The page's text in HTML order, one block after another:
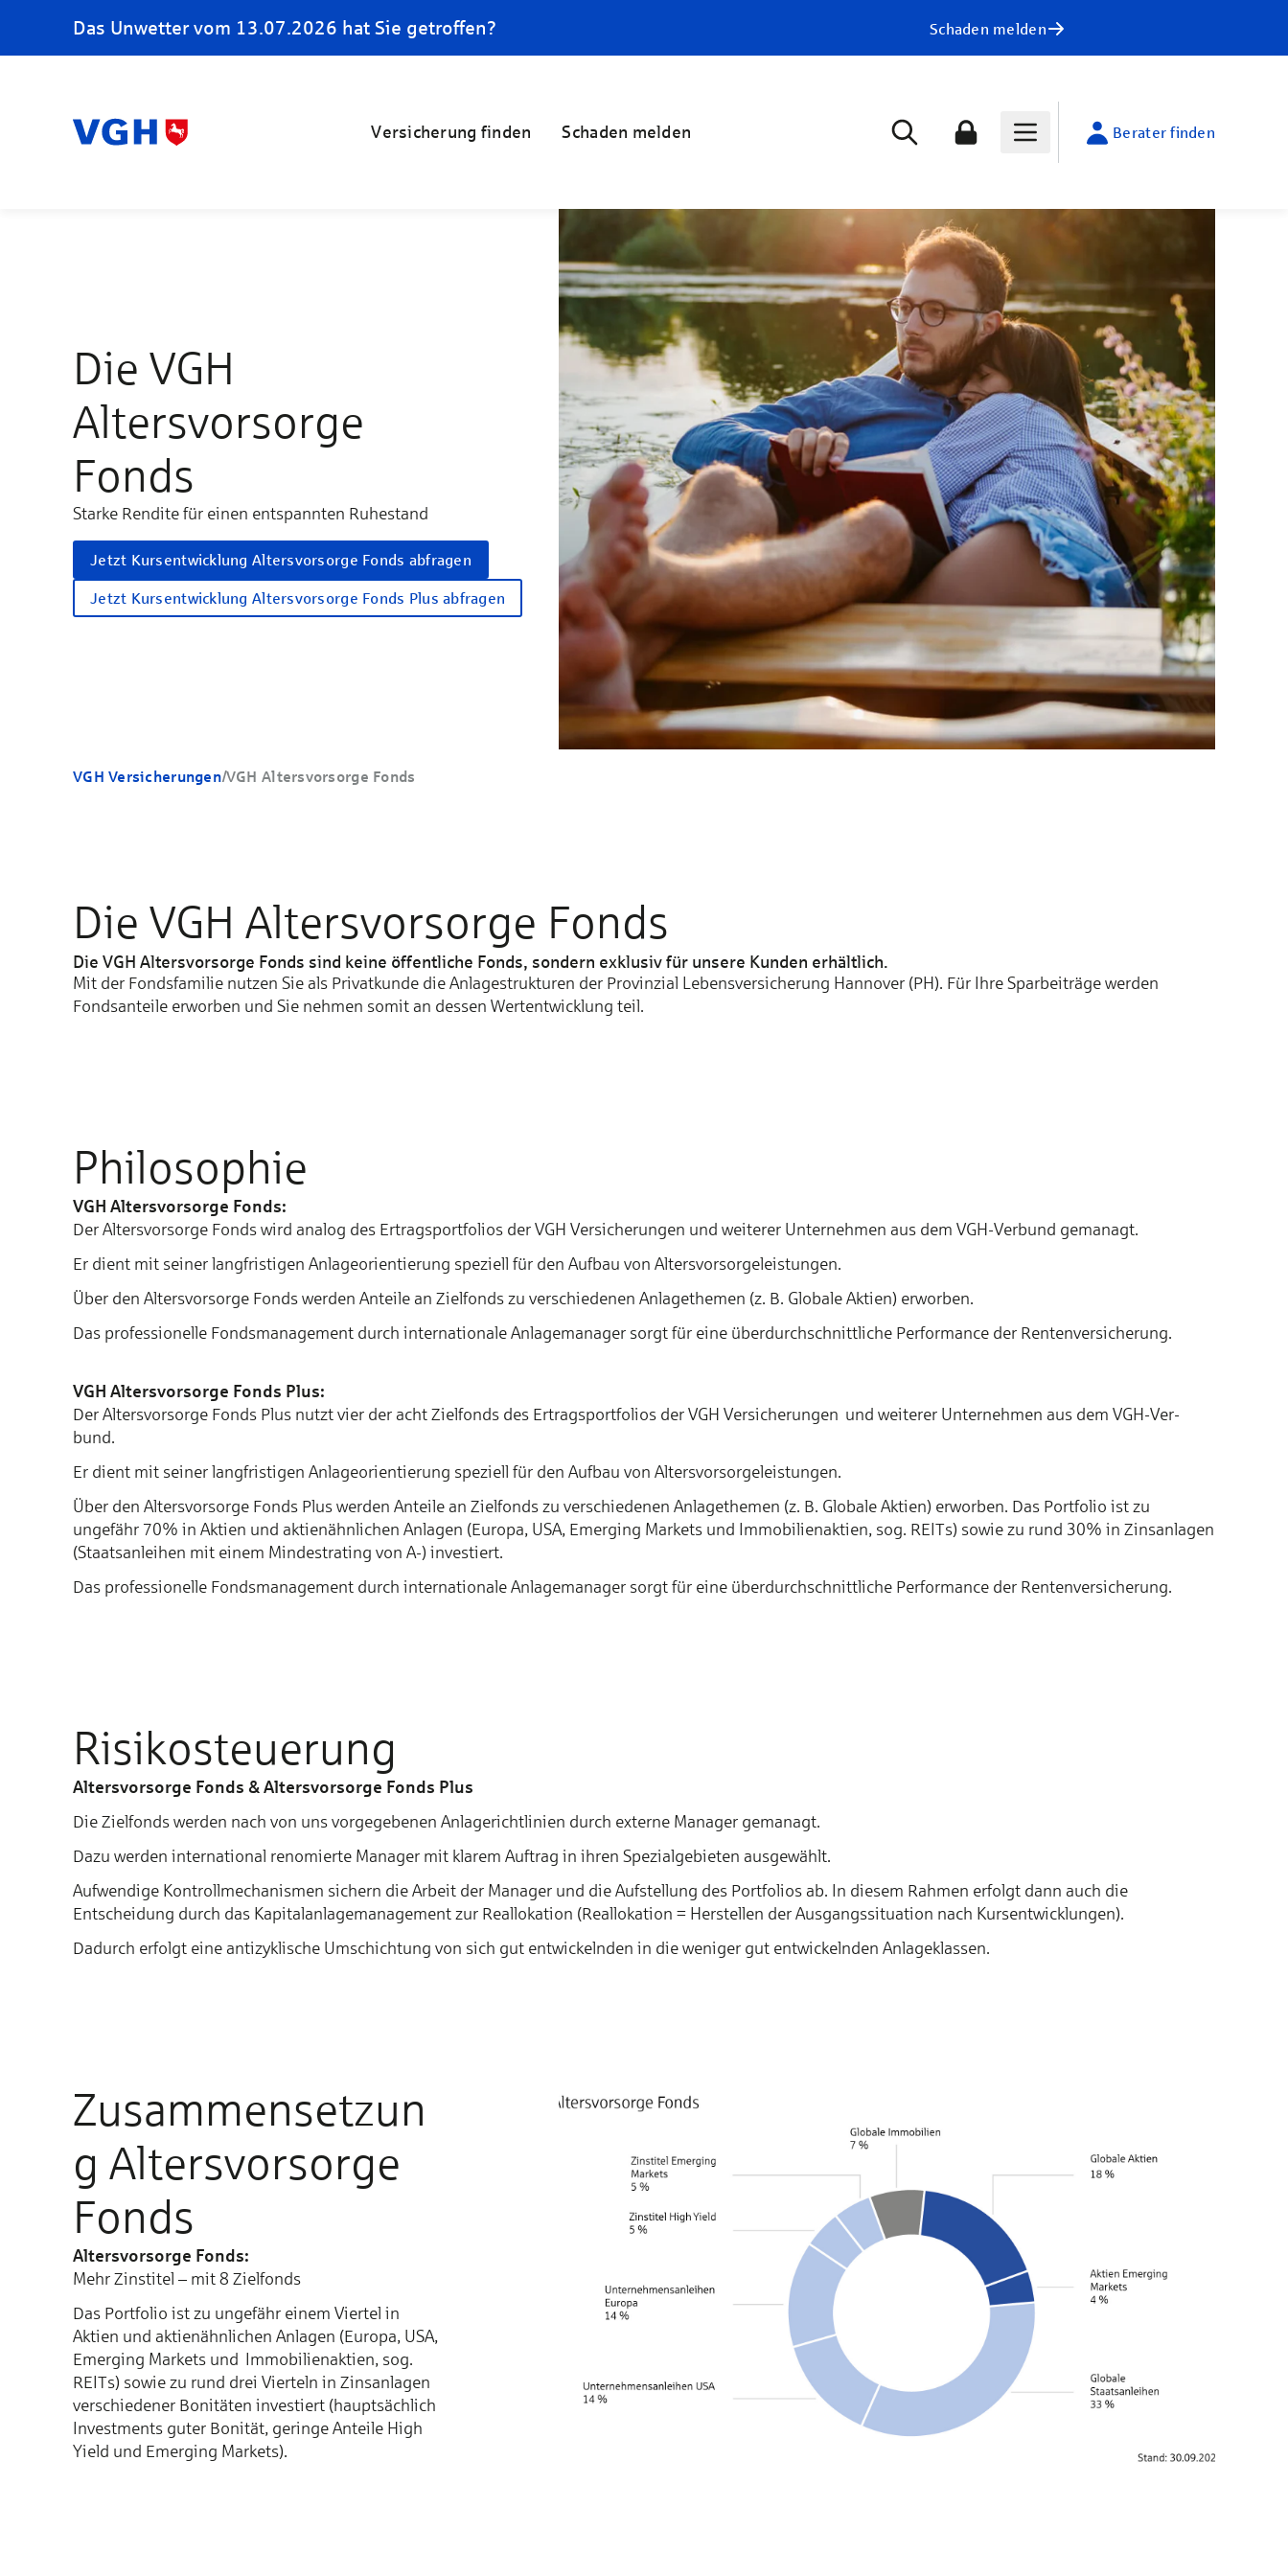
Das Unwetter vom 13.07.2026 hat Sie getroffen? Schaden melden
Versicherung finden Schaden melden Berater finden
Die VGH
Altersvorsorge
Fonds
Starke Rendite für einen entspannten Ruhestand
Jetzt Kursentwicklung Altersvorsorge Fonds abfragen
Jetzt Kursentwicklung Altersvorsorge Fonds Plus abfragen
VGH Versicherungen/VGH Altersvorsorge Fonds
Die VGH Altersvorsorge Fonds
Die VGH Alters­vorsorge Fonds sind keine öffent­liche Fonds, sondern exklusiv für unsere Kunden erhält­lich.
Mit der Fondsfamilie nutzen Sie als Privat­kunde die Anlage­strukturen der Provinzial Lebensversicherung Hannover (PH). Für Ihre Spar­beiträge werden
Fondsanteile erworben und Sie nehmen somit an dessen Wert­ent­wicklung teil.
Philosophie
VGH Altersvorsorge Fonds:
Der Alters­vorsorge Fonds wird analog des Er­trags­port­fo­lios der VGH Versicherungen und wei­te­rer Unter­neh­men aus dem VGH-Ver­bund ge­ma­nagt.
Er dient mit seiner lang­fristigen Anlage­orientierung speziell für den Aufbau von Alters­vorsorge­leistungen.
Über den Alters­vorsorge Fonds werden Anteile an Ziel­fonds zu ver­schiedenen Anlage­themen (z. B. Globale Aktien) erworben.
Das professionelle Fonds­management durch inter­nationale Anlage­manager sorgt für eine über­durch­schnittliche Perfor­mance der Renten­­versicherung.
VGH Altersvorsorge Fonds Plus:
Der Alters­vorsorge Fonds Plus nutzt vier der acht Zielfonds des Er­trags­port­fo­lios der VGH Versicherungen und wei­te­rer Unter­neh­men aus dem VGH-Ver­
bund.
Er dient mit seiner lang­fristigen Anlage­orientierung speziell für den Aufbau von Alters­vorsorge­leistungen.
Über den Alters­vorsorge Fonds Plus werden Anteile an Ziel­fonds zu ver­schiedenen Anlage­themen (z. B. Globale Aktien) erworben. Das Portfolio ist zu
ungefähr 70% in Aktien und aktienähnlichen Anlagen (Europa, USA, Emerging Markets und Immobilienaktien, sog. REITs) sowie zu rund 30% in Zinsanlagen
(Staatsanleihen mit einem Mindestrating von A-) investiert.
Das professionelle Fonds­management durch inter­nationale Anlage­manager sorgt für eine über­durch­schnittliche Perfor­mance der Renten­­versicherung.
Risikosteuerung
Altersvorsorge Fonds & Altersvorsorge Fonds Plus
Die Ziel­fonds werden nach von uns vorgegebenen Anlagerichtlinien durch externe Manager ge­managt.
Dazu werden international renomierte Manager mit klarem Auftrag in ihren Spezialgebieten ausgewählt.
Aufwendige Kontrollmechanismen sichern die Arbeit der Manager und die Aufstellung des Portfolios ab. In diesem Rahmen erfolgt dann auch die
Entscheidung durch das Kapitalanlagemanagement zur Reallokation (Reallokation = Herstellen der Ausgangssituation nach Kursentwicklungen).
Dadurch erfolgt eine antizyklische Umschichtung von sich gut entwickelnden in die weniger gut entwickelnden Anlageklassen.
Zusammensetzun
g Altersvorsorge
Fonds
Altersvorsorge Fonds:
Mehr Zinstitel – mit 8 Zielfonds
Das Portfolio ist zu un­ge­fähr einem Vier­tel in
Aktien und aktien­ähn­lichen An­la­gen (Europa, USA,
Emer­ging Mar­kets und Immo­bi­lien­aktien, sog.
REITs) sowie zu rund drei Vier­teln in Zins­an­la­gen
ver­schie­de­ner Bo­ni­tä­ten in­ves­tiert (haupt­säch­lich
In­vest­ments guter Bo­ni­tät, ge­rin­ge An­tei­le High
Yield und Emer­ging Markets).